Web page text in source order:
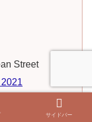
Street
サイドバー